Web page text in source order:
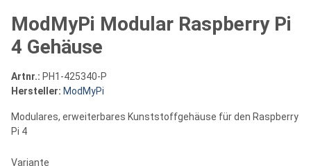
ModMyPi Modular Raspberry Pi
4 Gehäuse
Artnr.: PH1-425340-P
Hersteller: ModMyPi
Modulares, erweiterbares Kunststoffgehäuse für den Raspberry
Pi 4
Variante